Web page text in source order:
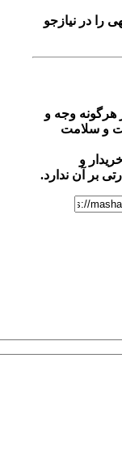
نیازجو
وجه و
و
ندارد.